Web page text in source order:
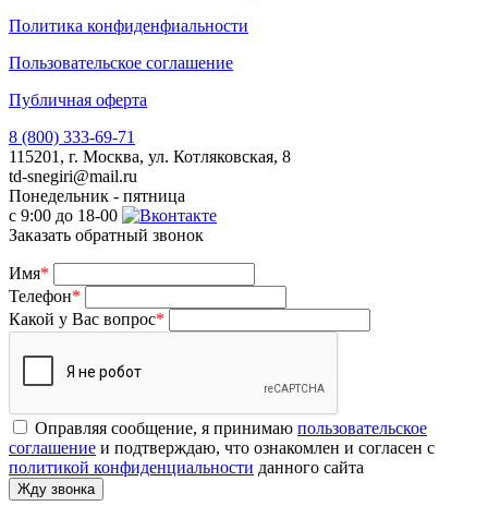
Политика конфиденфиальности
Пользовательское соглашение
Публичная оферта
8 (800) 333-69-71
115201, г. Москва, ул. Котляковская, 8
td-snegiri@mail.ru
Понедельник - пятница
с 9:00 до 18-00
Заказать обратный звонок
Имя*
Телефон*
Какой у Вас вопрос*
Оправляя сообщение, я принимаю пользовательское
соглашение и подтверждаю, что ознакомлен и согласен с
политикой конфиденциальности данного сайта